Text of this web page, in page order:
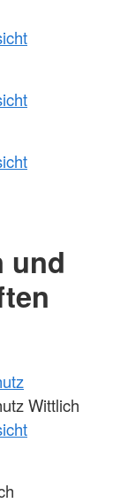
und
Wittlich